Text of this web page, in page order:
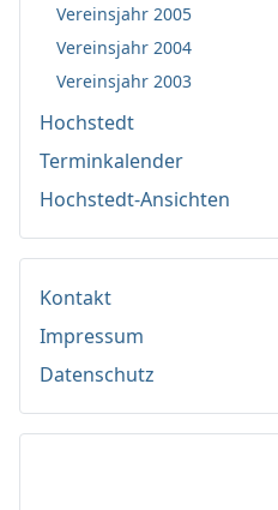
Vereinsjahr 2005
Vereinsjahr 2004
Vereinsjahr 2003
Hochstedt
Terminkalender
Hochstedt-Ansichten
Kontakt
Impressum
Datenschutz